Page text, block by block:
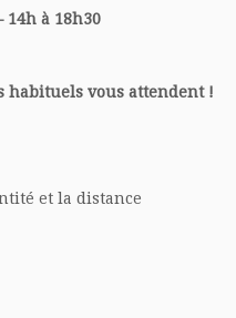
14h à 18h30
habituels vous attendent !
et la distance